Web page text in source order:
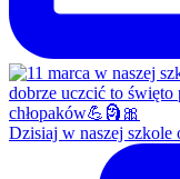
Dzisiaj w naszej szkole